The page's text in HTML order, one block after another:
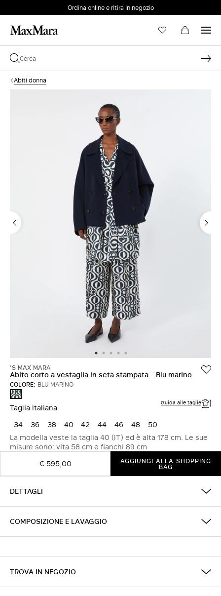
Ordina online e ritira in negozio
Abiti donna
'S MAX MARA
Abito corto a vestaglia in seta stampata - Blu marino
COLORE: BLU MARINO
BLU
MARINO
Taglia Italiana Guida alle taglie
34 36 38 40 42 44 46 48
50
La modella veste la taglia 40 (IT) ed è alta 178 cm. Le sue
misure sono: vita 58 cm e fianchi 89 cm
€ 595,00
AGGIUNGI ALLA SHOPPING
BAG
DETTAGLI
COMPOSIZIONE E LAVAGGIO
TROVA IN NEGOZIO
Password dimenticata?
ACCEDI
Login
ACCEDI CON GOOGLE
ACCEDI CON FACEBOOK
Non hai un account?